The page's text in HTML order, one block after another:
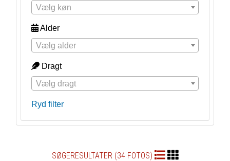
Vælg køn
Alder
Vælg alder
Dragt
Vælg dragt
Ryd filter
SØGERESULTATER (34 FOTOS)